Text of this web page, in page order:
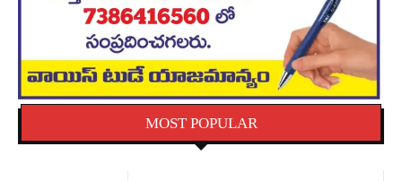
MOST POPULAR